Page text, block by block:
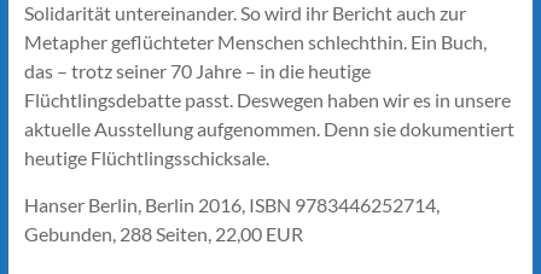
Solidarität untereinander. So wird ihr Bericht auch zur
Metapher geflüchteter Menschen schlechthin. Ein Buch,
das – trotz seiner 70 Jahre – in die heutige
Flüchtlingsdebatte passt. Deswegen haben wir es in unsere
aktuelle Ausstellung aufgenommen. Denn sie dokumentiert
heutige Flüchtlingsschicksale.
Hanser Berlin, Berlin 2016, ISBN 9783446252714,
Gebunden, 288 Seiten, 22,00 EUR